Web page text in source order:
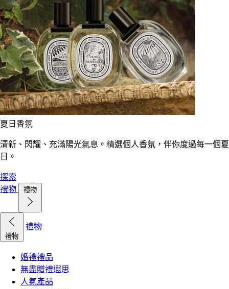
夏日香氛
清新、閃耀、充滿陽光氣息。精選個人香氛，伴你度過每一個夏
日。
探索
禮物
禮物
禮物
禮物
婚禮禮品
無盡贈禮遐思
人氣產品